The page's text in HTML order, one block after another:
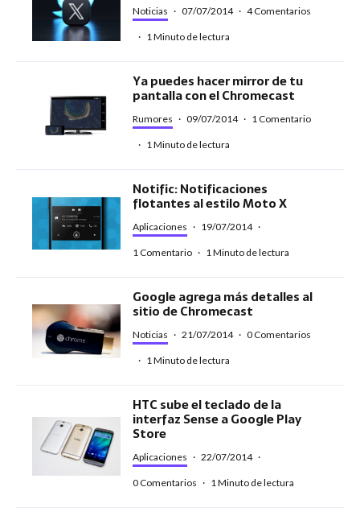
Noticias · 07/07/2014 · 4 Comentarios
· 1 Minuto de lectura
Ya puedes hacer mirror de tu
pantalla con el Chromecast
Rumores · 09/07/2014 · 1 Comentario
· 1 Minuto de lectura
Notific: Notificaciones
flotantes al estilo Moto X
Aplicaciones · 19/07/2014 ·
1 Comentario · 1 Minuto de lectura
Google agrega más detalles al
sitio de Chromecast
Noticias · 21/07/2014 · 0 Comentarios
· 1 Minuto de lectura
HTC sube el teclado de la
interfaz Sense a Google Play
Store
Aplicaciones · 22/07/2014 ·
0 Comentarios · 1 Minuto de lectura